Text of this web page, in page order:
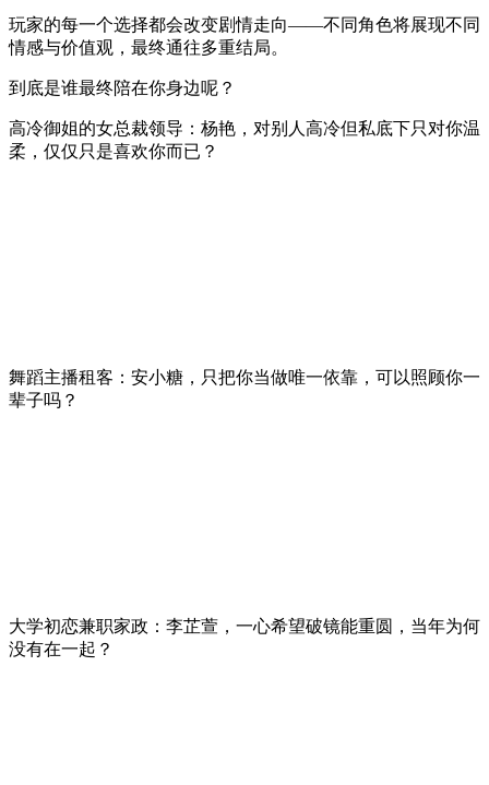
玩家的每一个选择都会改变剧情走向——不同角色将展现不同
情感与价值观，最终通往多重结局。
到底是谁最终陪在你身边呢？
高冷御姐的女总裁领导：杨艳，对别人高冷但私底下只对你温
柔，仅仅只是喜欢你而已？
舞蹈主播租客：安小糖，只把你当做唯一依靠，可以照顾你一
辈子吗？
大学初恋兼职家政：李芷萱，一心希望破镜能重圆，当年为何
没有在一起？